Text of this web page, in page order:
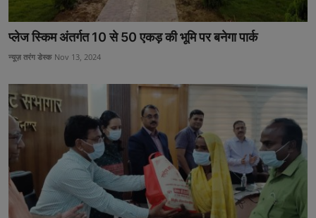
प्लेज स्किम अंतर्गत 10 से 50 एकड़ की भूमि पर बनेगा पार्क
न्यूज़ तरंग डेस्क Nov 13, 2024